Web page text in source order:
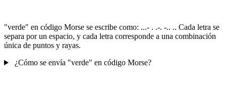
"verde" en código Morse se escribe como: ...- . .-. -.. .. Cada letra se
separa por un espacio, y cada letra corresponde a una combinación
única de puntos y rayas.
¿Cómo se envía "verde" en código Morse?